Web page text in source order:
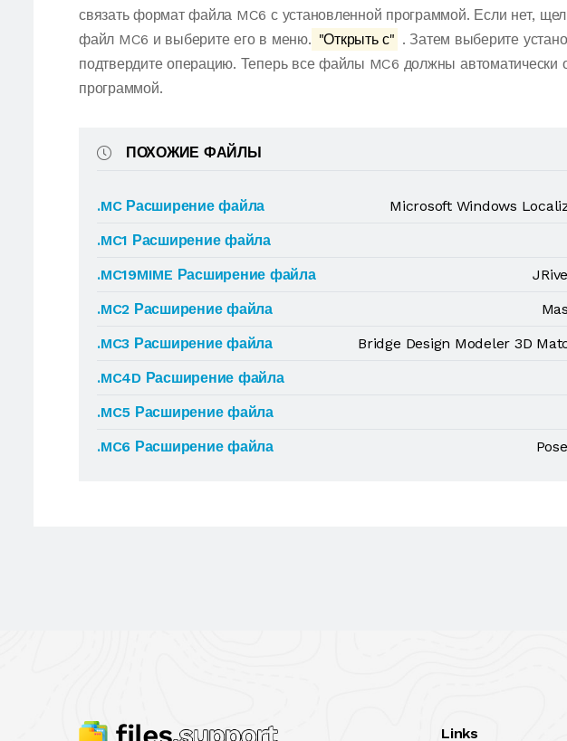
связать формат файла MC6 с установленной программой. Если нет,
файл MC6 и выберите его в меню. "Открыть с" . Затем выберите
подтвердите операцию. Теперь все файлы MC6 должны автоматически
программой.
ПОХОЖИЕ ФАЙЛЫ
.MC Расширение файла
Microsoft Windows
.MC1 Расширение файла
.MC19MIME Расширение файла
.MC2 Расширение файла
.MC3 Расширение файла
Bridge Design Modeler 3D
.MC4D Расширение файла
.MC5 Расширение файла
.MC6 Расширение файла
Links